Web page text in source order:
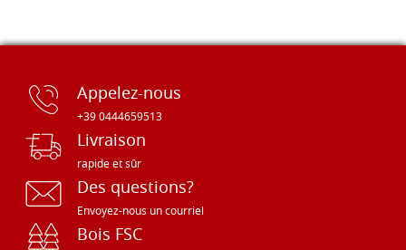
Appelez-nous
+39 0444659513
Livraison
rapide et sûr
Des questions?
Envoyez-nous un courriel
Bois FSC